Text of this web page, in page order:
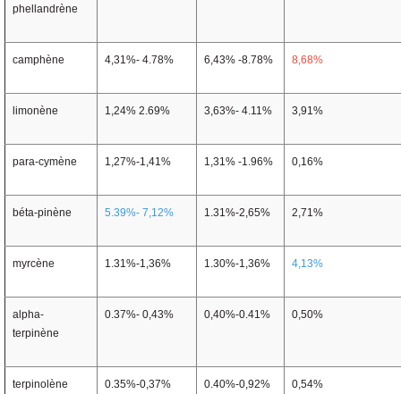
phellandrène
camphène 4,31%- 4.78% 6,43% -8.78% 8,68%
limonène 1,24% 2.69% 3,63%- 4.11% 3,91%
para-cymène 1,27%-1,41% 1,31% -1.96% 0,16%
béta-pinène 5.39%- 7,12% 1.31%-2,65% 2,71%
myrcène 1.31%-1,36% 1.30%-1,36% 4,13%
alpha-
terpinène
0.37%- 0,43% 0,40%-0.41% 0,50%
terpinolène 0.35%-0,37% 0.40%-0,92% 0,54%